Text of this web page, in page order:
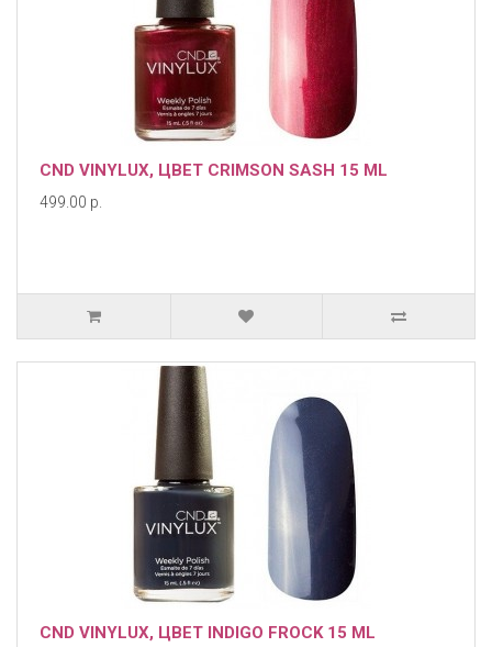
CND VINYLUX, ЦВЕТ CRIMSON SASH 15 ML
499.00 р.
CND VINYLUX, ЦВЕТ INDIGO FROCK 15 ML